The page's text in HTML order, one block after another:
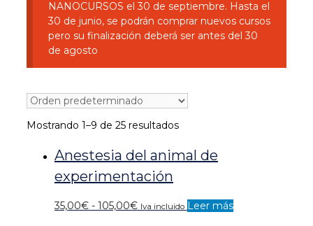
NANOCURSOS el 30 de septiembre. Hasta el
30 de junio, se podrán comprar nuevos cursos
pero su finalización deberá ser antes del 30
de agosto
Mostrando 1–9 de 25 resultados
Anestesia del animal de
experimentación
35,00€ - 105,00€Rango
Iva incluido Leer más